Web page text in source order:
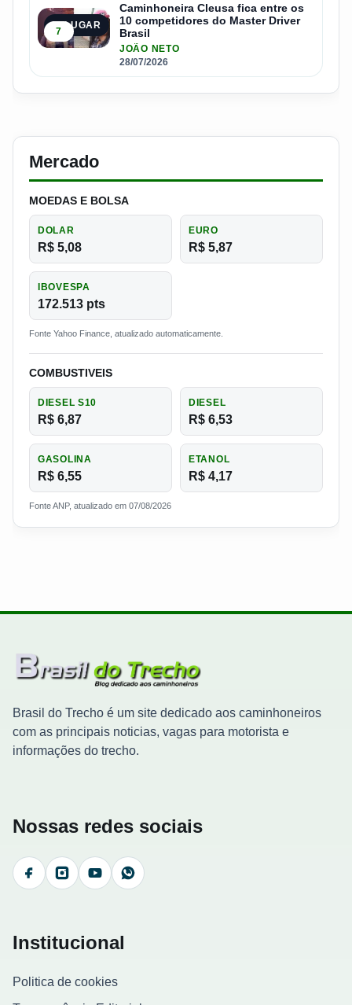
5º LUGAR
7
Caminhoneira Cleusa fica entre os
10 competidores do Master Driver
Brasil
JOÃO NETO
28/07/2026
Mercado
MOEDAS E BOLSA
DOLAR
R$ 5,08
EURO
R$ 5,87
IBOVESPA
172.513 pts
Fonte Yahoo Finance, atualizado automaticamente.
COMBUSTIVEIS
DIESEL S10
R$ 6,87
DIESEL
R$ 6,53
GASOLINA
R$ 6,55
ETANOL
R$ 4,17
Fonte ANP, atualizado em 07/08/2026
Brasil do Trecho é um site dedicado aos caminhoneiros
com as principais noticias, vagas para motorista e
informações do trecho.
Nossas redes sociais
FacebookInstagramYouTubeWhatsApp
Institucional
Politica de cookies